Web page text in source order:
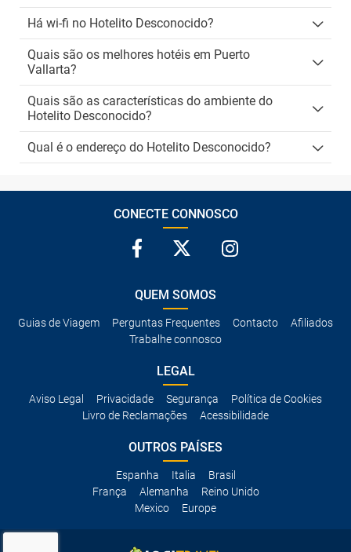
Há wi-fi no Hotelito Desconocido?
Quais são os melhores hotéis em Puerto
Vallarta?
Quais são as características do ambiente do
Hotelito Desconocido?
Qual é o endereço do Hotelito Desconocido?
CONECTE CONNOSCO
QUEM SOMOS
Guias de Viagem Perguntas Frequentes Contacto
Afiliados
Trabalhe connosco
LEGAL
Aviso Legal Privacidade Segurança
Política de Cookies
Livro de Reclamações
Acessibilidade
OUTROS PAÍSES
Espanha Italia
Brasil
França
Alemanha
Reino Unido
Mexico
Europe